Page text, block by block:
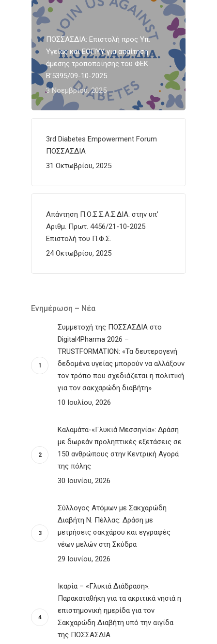
ΠΟΣΣΑΣΔΙΑ: Επιστολή προς Υπ.
Υγείας και ΕΟΠΥΥ για απαίτηση
άμεσης τροποποίησης του ΦΕΚ
Β’5395/09-10-2025
3 Νοεμβρίου, 2025
3rd Diabetes Empowerment Forum
ΠΟΣΣΑΣΔΙΑ
31 Οκτωβρίου, 2025
Απάντηση Π.Ο.Σ.Σ.Α.Σ.ΔΙΑ. στην υπ’
Αριθμ. Πρωτ. 4456/21-10-2025
Επιστολή του Π.Φ.Σ.
24 Οκτωβρίου, 2025
Ενημέρωση – Νέα
Συμμετοχή της ΠΟΣΣΑΣΔΙΑ στο
Digital4Pharma 2026 –
TRUSTFORMATION: «Τα δευτερογενή
δεδομένα υγείας μπορούν να αλλάξουν
τον τρόπο που σχεδιάζεται η πολιτική
για τον σακχαρώδη διαβήτη»
10 Ιουλίου, 2026
Καλαμάτα-«Γλυκιά Μεσσηνία»: Δράση
με δωρεάν προληπτικές εξετάσεις σε
150 ανθρώπους στην Κεντρική Αγορά
της πόλης
30 Ιουνίου, 2026
Σύλλογος Ατόμων με Σακχαρώδη
Διαβήτη Ν. Πέλλας: Δράση με
μετρήσεις σακχάρου και εγγραφές
νέων μελών στη Σκύδρα
29 Ιουνίου, 2026
Ικαρία – «Γλυκιά Διάδραση»:
Παρακαταθήκη για τα ακριτικά νησιά η
επιστημονική ημερίδα για τον
Σακχαρώδη Διαβήτη υπό την αιγίδα
της ΠΟΣΣΑΣΔΙΑ